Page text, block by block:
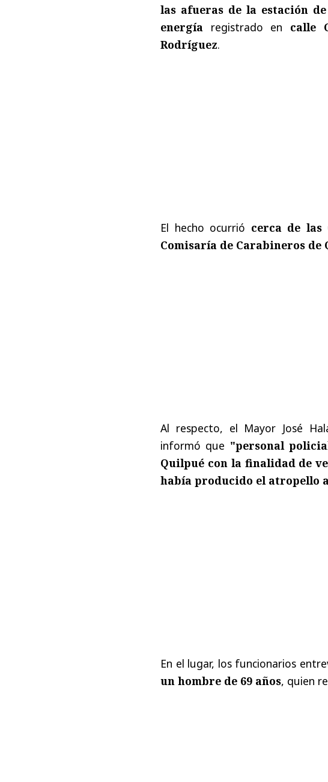
las afueras de la estación
energía registrado en calle
Rodríguez.
El hecho ocurrió cerca de las
Comisaría de Carabineros de
Al respecto, el Mayor José
informó que "personal
Quilpué con la finalidad de
había producido el atropello
En el lugar, los funcionarios
un hombre de 69 años, quien